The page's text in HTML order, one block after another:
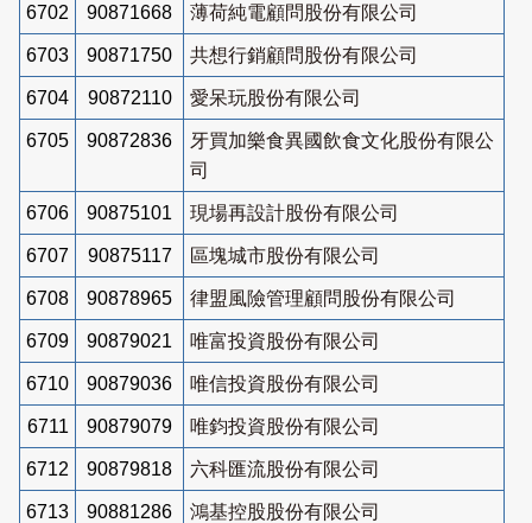
6702 90871668 薄荷純電顧問股份有限公司
6703 90871750 共想行銷顧問股份有限公司
6704 90872110 愛呆玩股份有限公司
6705 90872836
牙買加樂食異國飲食文化股份有限公
司
6706 90875101 現場再設計股份有限公司
6707 90875117 區塊城市股份有限公司
6708 90878965 律盟風險管理顧問股份有限公司
6709 90879021 唯富投資股份有限公司
6710 90879036 唯信投資股份有限公司
6711 90879079 唯鈞投資股份有限公司
6712 90879818 六科匯流股份有限公司
6713 90881286 鴻基控股股份有限公司